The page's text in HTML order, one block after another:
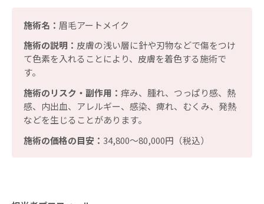
施術名： 眉毛アートメイク
施術の説明： 皮膚の浅い層に針や刃物などで傷をつけ
て色素を入れることにより、皮膚を着色する施術で
す。
施術のリスク・副作用： 痒み、腫れ、つっぱり感、熱
感、内出血、アレルギー、感染、痺れ、むくみ、発熱
などを生じることがあります。
施術の価格の目安： 34,800〜80,000円（税込）